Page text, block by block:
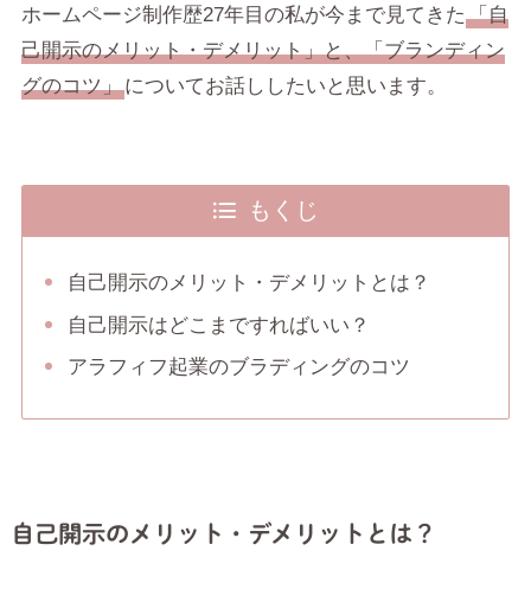
ホームページ制作歴27年目の私が今まで見てきた 「自
己開示のメリット・デメリット」と、「ブランディン
グのコツ」についてお話ししたいと思います。
もくじ
自己開示のメリット・デメリットとは？
自己開示はどこまですればいい？
アラフィフ起業のブラディングのコツ
自己開示のメリット・デメリットとは？